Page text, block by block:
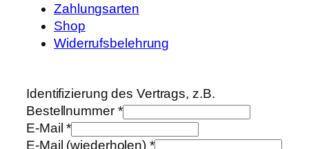
Zahlungsarten
Shop
Widerrufsbelehrung
Identifizierung des Vertrags, z.B.
Bestellnummer *
E-Mail*
E-Mail (wiederholen) *